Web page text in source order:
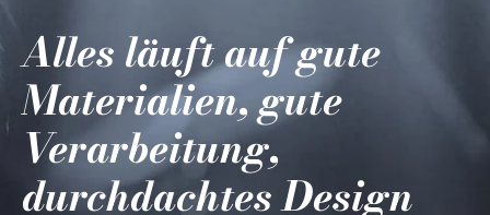
Alles läuft auf gute
Materialien, gute
Verarbeitung,
durchdachtes Design